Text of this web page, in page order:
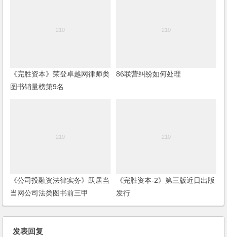
《完胜资本》荣登卓越网律师类
图书销量榜第9名
86联营纠纷如何处理
《公司投融资法律实务》跃居当
当网公司法类图书前三甲
《完胜资本-2》第三版近日出版
发行
发表回复